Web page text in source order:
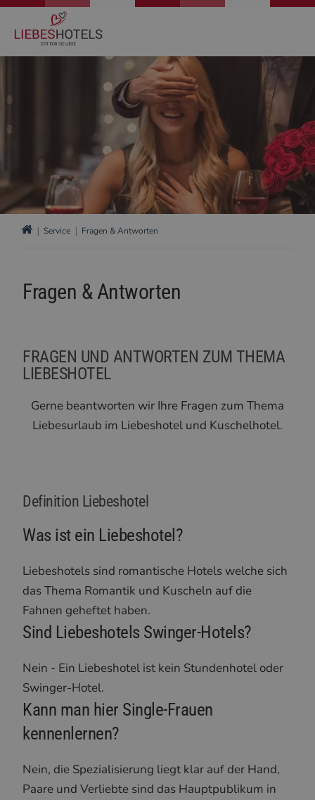
Service Fragen & Antworten
Fragen & Antworten
FRAGEN UND ANTWORTEN ZUM THEMA
LIEBESHOTEL
Gerne beantworten wir Ihre Fragen zum Thema
Liebesurlaub im Liebeshotel und Kuschelhotel.
Definition Liebeshotel
Was ist ein Liebeshotel?
Liebeshotels sind romantische Hotels welche sich
das Thema Romantik und Kuscheln auf die
Fahnen geheftet haben.
Sind Liebeshotels Swinger-Hotels?
Nein - Ein Liebeshotel ist kein Stundenhotel oder
Swinger-Hotel.
Kann man hier Single-Frauen
kennenlernen?
Nein, die Spezialisierung liegt klar auf der Hand,
Paare und Verliebte sind das Hauptpublikum in